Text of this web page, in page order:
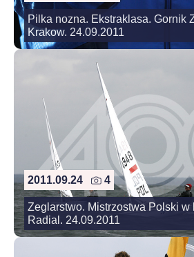
Pilka nozna. Ekstraklasa. Gornik
Krakow. 24.09.2011
2011.09.24 4
Zeglarstwo. Mistrzostwa Polski w
Radial. 24.09.2011